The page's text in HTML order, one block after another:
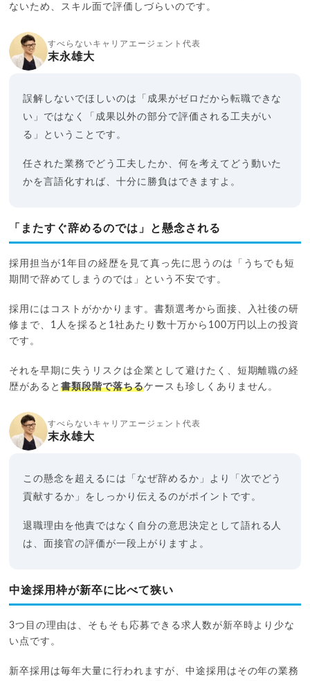
ないため、スキル面で評価しづらいのです。
すべらないキャリアエージェント代表
末永雄大
誤解しないでほしいのは「成果がゼロだから転職できな
い」ではなく「成果以外の部分で評価される工夫がい
る」ということです。
任された業務でどう工夫したか、何を考えてどう動いた
かを言語化すれば、十分に勝負はできますよ。
「またすぐ辞めるのでは」と懸念される
採用担当が1年目の経歴を見て真っ先に思うのは「うちでも短
期間で辞めてしまうのでは」という不安です。
採用にはコストがかかります。書類選考から面接、入社後の研
修まで、1人を採ると1社あたり数十万から100万円以上の投資
です。
それを早期に失うリスクは企業として避けたく、短期離職の経
歴があると書類段階で落ちるケースも珍しくありません。
すべらないキャリアエージェント代表
末永雄大
この懸念を超えるには「なぜ辞めるか」より「次でどう
貢献するか」をしっかり伝えるのがポイントです。
退職理由を他責ではなく自分の意思決定として語れる人
は、面接官の評価が一段上がりますよ。
中途採用枠が新卒に比べて狭い
3つ目の理由は、そもそも応募できる求人数が新卒時より少な
い点です。
新卒採用は毎年大量に行われますが、中途採用はその年の業務